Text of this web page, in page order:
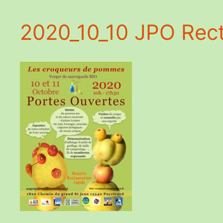
2020_10_10 JPO